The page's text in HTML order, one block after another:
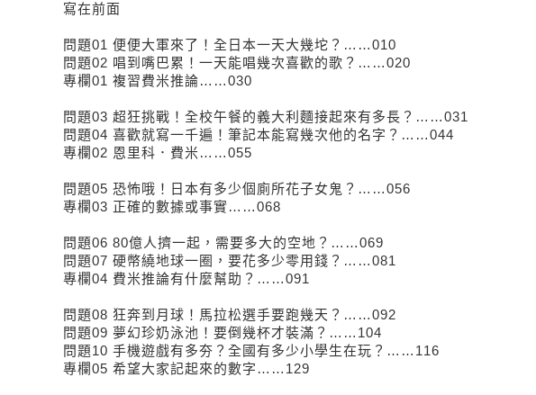
寫在前面
問題01 便便大軍來了！全日本一天大幾坨？……010
問題02 唱到嘴巴累！一天能唱幾次喜歡的歌？……020
專欄01 複習費米推論……030
問題03 超狂挑戰！全校午餐的義大利麵接起來有多長？……031
問題04 喜歡就寫一千遍！筆記本能寫幾次他的名字？……044
專欄02 恩里科．費米……055
問題05 恐怖哦！日本有多少個廁所花子女鬼？……056
專欄03 正確的數據或事實……068
問題06 80億人擠一起，需要多大的空地？……069
問題07 硬幣繞地球一圈，要花多少零用錢？……081
專欄04 費米推論有什麼幫助？……091
問題08 狂奔到月球！馬拉松選手要跑幾天？……092
問題09 夢幻珍奶泳池！要倒幾杯才裝滿？……104
問題10 手機遊戲有多夯？全國有多少小學生在玩？……116
專欄05 希望大家記起來的數字……129